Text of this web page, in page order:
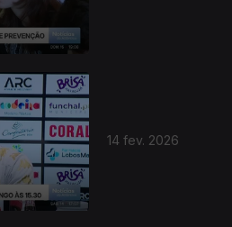
14 fev. 2026